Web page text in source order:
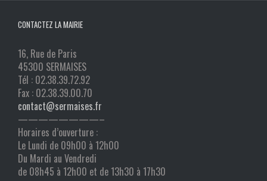
CONTACTEZ LA MAIRIE
16, Rue de Paris
45300 SERMAISES
Tél : 02.38.39.72.92
Fax : 02.38.39.00.70
contact@sermaises.fr
————————–
Horaires d’ouverture :
Le Lundi de 09h00 à 12h00
Du Mardi au Vendredi
de 08h45 à 12h00 et de 13h30 à 17h30